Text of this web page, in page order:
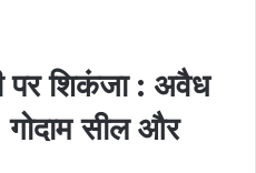
पर शिकंजा : अवैध
गोदाम सील और